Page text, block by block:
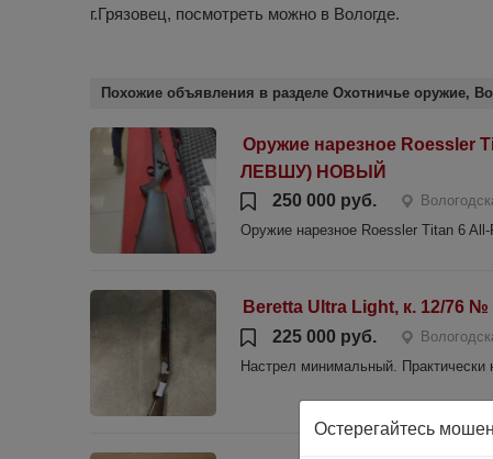
г.Грязовец, посмотреть можно в Вологде.
Похожие объявления в разделе Охотничье оружие,
Оружие нарезное Roessler
ЛЕВШУ) НОВЫЙ
250 000 руб.
Оружие нарезное Roessler Titan 6
Beretta Ultra Light, к. 12/76 №
225 000 руб.
Настрел минимальный.
Остерегайтесь